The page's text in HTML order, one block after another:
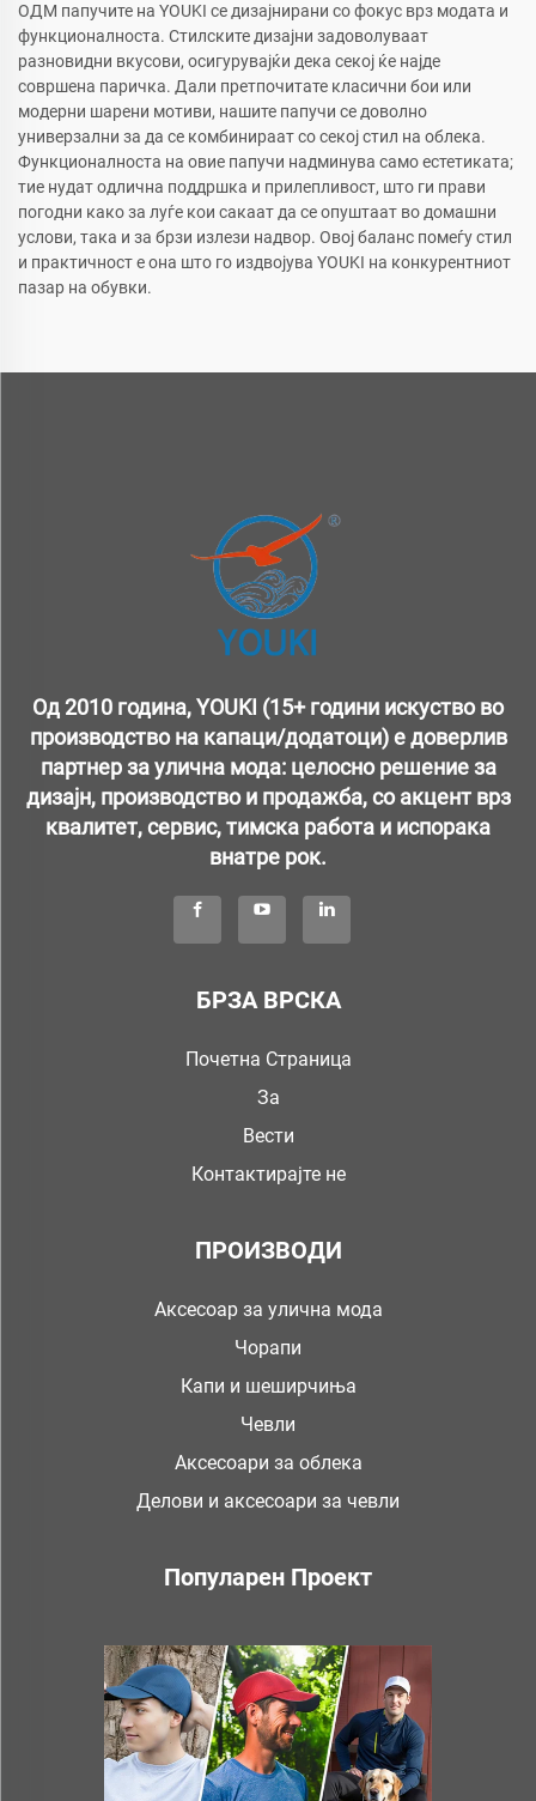
ОДМ папучите на YOUKI се дизајнирани со фокус врз модата и
функционалноста. Стилските дизајни задоволуваат
разновидни вкусови, осигурувајќи дека секој ќе најде
совршена паричка. Дали претпочитате класични бои или
модерни шарени мотиви, нашите папучи се доволно
универзални за да се комбинираат со секој стил на облека.
Функционалноста на овие папучи надминува само естетиката;
тие нудат одлична поддршка и прилепливост, што ги прави
погодни како за луѓе кои сакаат да се опуштаат во домашни
услови, така и за брзи излези надвор. Овој баланс помеѓу стил
и практичност е она што го издвојува YOUKI на конкурентниот
пазар на обувки.
Од 2010 година, YOUKI (15+ години искуство во
производство на капаци/додатоци) е доверлив
партнер за улична мода: целосно решение за
дизајн, производство и продажба, со акцент врз
квалитет, сервис, тимска работа и испорака
внатре рок.
БРЗА ВРСКА
Почетна Страница
За
Вести
Контактирајте не
ПРОИЗВОДИ
Аксесоар за улична мода
Чорапи
Капи и шеширчиња
Чевли
Аксесоари за облека
Делови и аксесоари за чевли
Популарен Проект